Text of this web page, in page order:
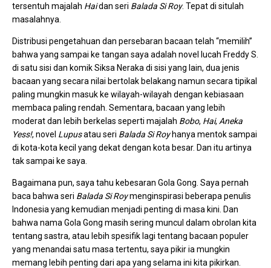
tersentuh majalah Haidan seri Balada Si Roy. Tepat di situlah
masalahnya.
Distribusi pengetahuan dan persebaran bacaan telah “memilih”
bahwa yang sampai ke tangan saya adalah novel lucah Freddy S.
di satu sisi dan komik Siksa Neraka di sisi yang lain, dua jenis
bacaan yang secara nilai bertolak belakang namun secara tipikal
paling mungkin masuk ke wilayah-wilayah dengan kebiasaan
membaca paling rendah. Sementara, bacaan yang lebih
moderat dan lebih berkelas seperti majalah Bobo, Hai, Aneka
Yess!, novel Lupusatau seri Balada Si Royhanya mentok sampai
di kota-kota kecil yang dekat dengan kota besar. Dan itu artinya
tak sampai ke saya.
Bagaimana pun, saya tahu kebesaran Gola Gong. Saya pernah
baca bahwa seri Balada Si Roymenginspirasi beberapa penulis
Indonesia yang kemudian menjadi penting di masa kini. Dan
bahwa nama Gola Gong masih sering muncul dalam obrolan kita
tentang sastra, atau lebih spesifik lagi tentang bacaan populer
yang menandai satu masa tertentu, saya pikir ia mungkin
memang lebih penting dari apa yang selama ini kita pikirkan.